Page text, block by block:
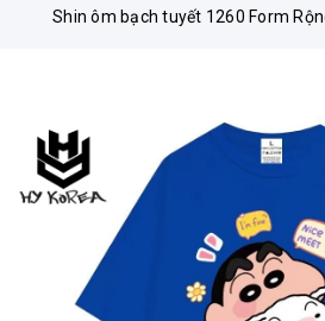
Shin ôm bạch tuyết 1260 Form